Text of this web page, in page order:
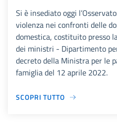
Si è insediato oggi
violenza nei confronti delle
domestica, costituito presso
dei ministri - Dipartimento
decreto della Ministra per le
famiglia del 12 aprile 2022.
SCOPRI TUTTO